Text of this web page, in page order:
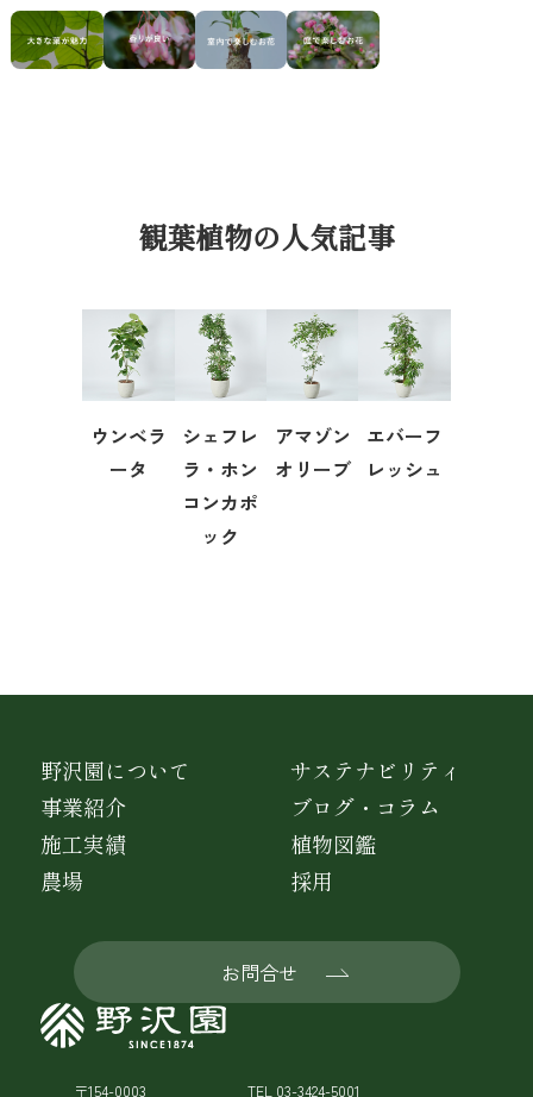
観葉植物の人気記事
ウンベラ
ータ
シェフレ
ラ・ホン
コンカポ
ック
アマゾン
オリーブ
エバーフ
レッシュ
〒154-0003 TEL 03-3424-5001
野沢園について
事業紹介
施工実績
農場
サステナビリティ
ブログ・コラム
植物図鑑
採用
お問合せ